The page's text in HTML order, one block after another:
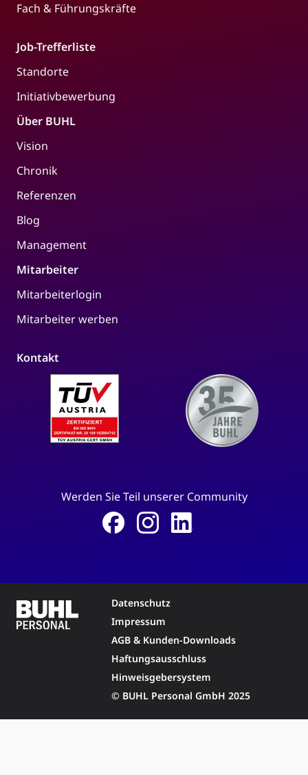
Fach & Führungskräfte
Job-Trefferliste
Standorte
Initiativbewerbung
Über BUHL
Vision
Chronik
Referenzen
Blog
Management
Mitarbeiter
Mitarbeiterlogin
Mitarbeiter werben
Kontakt
Werden Sie Teil unserer Community
Datenschutz
Impressum
AGB & Kunden-Downloads
Haftungsausschluss
Hinweisgebersystem
© BUHL Personal GmbH 2025